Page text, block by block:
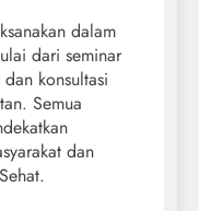
dalam
dari seminar
konsultasi
Semua
dan